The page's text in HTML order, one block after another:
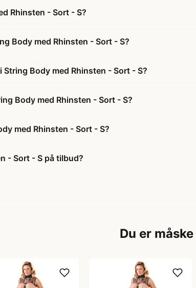
Rhinsten - Sort - S?
Body med Rhinsten - Sort - S?
Body med Rhinsten - Sort - S?
Body med Rhinsten - Sort - S?
med Rhinsten - Sort - S?
- Sort - S på tilbud?
Du er